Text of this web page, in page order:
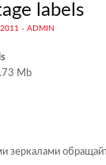
labels
- ADMIN
Mb
зеркалами